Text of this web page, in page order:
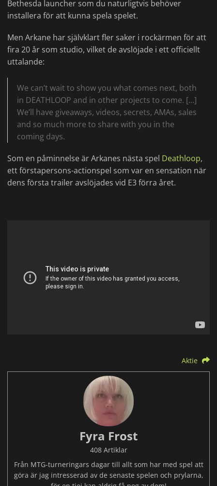
Bethesda launcher som du naturligtvis behöver
installera för att kunna spela spelet.
Men Arkane har självklart fler saker i rockärmen för att
fira 20 år som studio, vilket de avslöjade i ett officiellt
uttalande:
We can’t wait to show you what comes next, both
in DEATHLOOP and in other projects to come. […]
We’ll have giveaways, videos, secrets, AMAs, sales
and so much more to share with you in the
coming days.
Som en påminnelse är Arkanes nästa spel Deathloop,
ett förstapersons-actionspel som var en sensation när
dens första trailer avslöjades vid E3 förra året.
Aktie
Fyra Frost
408 Artiklar
Från MTG-turneringars dagar till allt som har med spel att
göra är jag intresserad av de senaste spelen och prylarna,